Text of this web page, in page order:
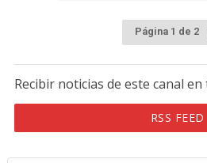
Página 1 de 2
Recibir noticias de este canal
RSS FEED